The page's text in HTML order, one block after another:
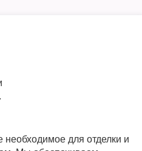
для отделки и